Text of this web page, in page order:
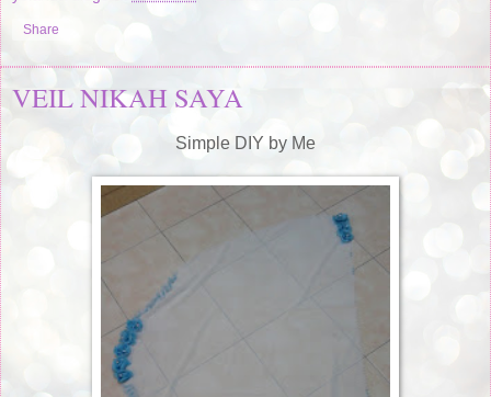
Share
VEIL NIKAH SAYA
Simple DIY by Me